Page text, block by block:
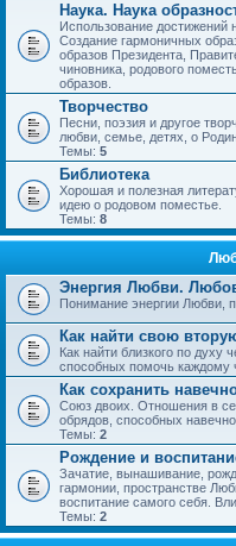
Наука. Наука
Использование достижений
Создание гармоничных
образов Президента,
чиновника, родового
образов.
Творчество
Песни, поэзия и другое
любви, семье, детях, о
Темы: 5
Библиотека
Хорошая и полезная
идею о родовом поместье.
Темы: 8
Энергия Любви.
Понимание энергии Любви,
Как найти свою
Как найти близкого по духу
способных помочь каждому
Как сохранить
Союз двоих. Отношения в
обрядов, способных
Темы: 2
Рождение и
Зачатие, вынашивание,
гармонии, пространстве
воспитание самого себя.
Темы: 2